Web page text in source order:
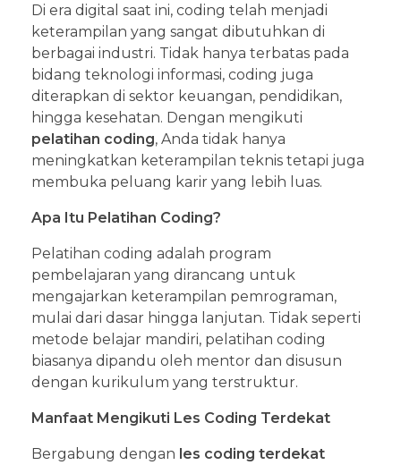
Di era digital saat ini, coding telah menjadi
keterampilan yang sangat dibutuhkan di
berbagai industri. Tidak hanya terbatas pada
bidang teknologi informasi, coding juga
diterapkan di sektor keuangan, pendidikan,
hingga kesehatan. Dengan mengikuti
pelatihan coding, Anda tidak hanya
meningkatkan keterampilan teknis tetapi juga
membuka peluang karir yang lebih luas.
Apa Itu Pelatihan Coding?
Pelatihan coding adalah program
pembelajaran yang dirancang untuk
mengajarkan keterampilan pemrograman,
mulai dari dasar hingga lanjutan. Tidak seperti
metode belajar mandiri, pelatihan coding
biasanya dipandu oleh mentor dan disusun
dengan kurikulum yang terstruktur.
Manfaat Mengikuti Les Coding Terdekat
Bergabung dengan les coding terdekat